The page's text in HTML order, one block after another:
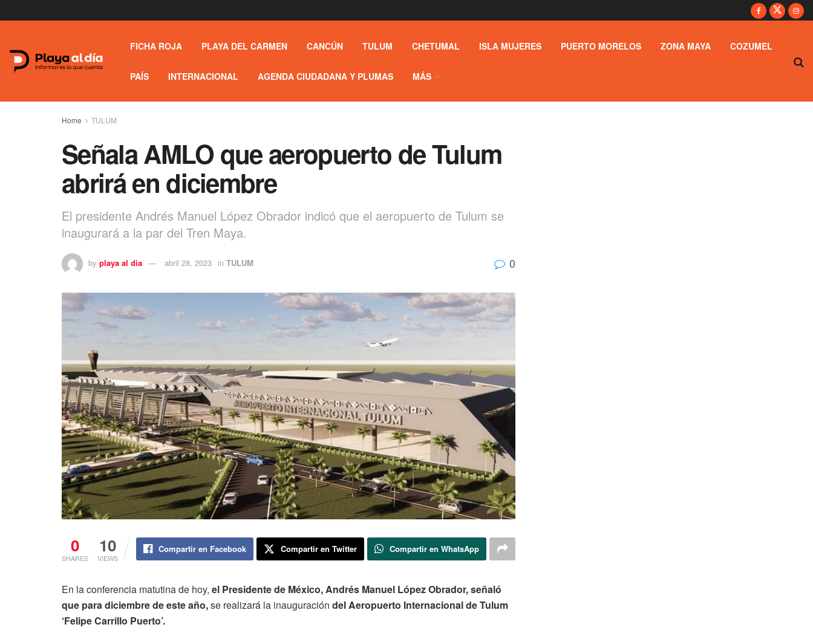
FICHA ROJA PLAYA DEL CARMEN CANCÚN TULUM CHETUMAL ISLA MUJERES PUERTO MORELOS ZONA MAYA COZUMEL
PAÍS INTERNACIONAL AGENDA CIUDADANA Y PLUMAS MÁS
Home TULUM
Señala AMLO que aeropuerto de Tulum
abrirá en diciembre
El presidente Andrés Manuel López Obrador indicó que el aeropuerto de Tulum se
inaugurará a la par del Tren Maya.
by playa al dia abril 28, 2023 in TULUM 0
0
SHARES
10
VIEWS
Compartir en Facebook Compartir en Twitter Compartir en WhatsApp
En la conferencia matutina de hoy, el Presidente de México, Andrés Manuel López Obrador, señaló
que para diciembre de este año,se realizará la inauguración del Aeropuerto Internacional de Tulum
‘Felipe Carrillo Puerto’.